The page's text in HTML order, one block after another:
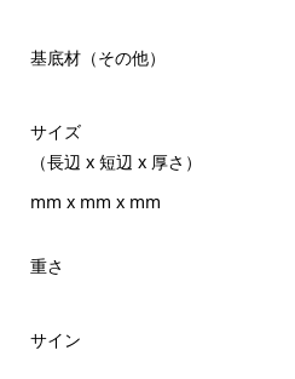
基底材（その他）
サイズ
（長辺 x 短辺 x 厚さ）
mm x mm x mm
重さ
サイン